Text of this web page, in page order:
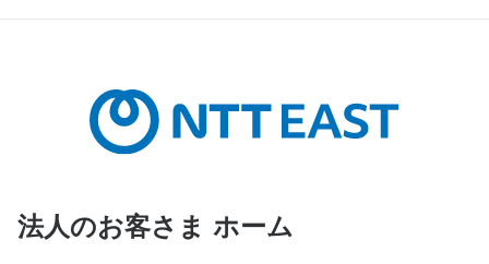
法人のお客さま ホーム